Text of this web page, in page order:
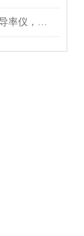
用这个方法使用防水笔式电导率仪，效果更好哦！